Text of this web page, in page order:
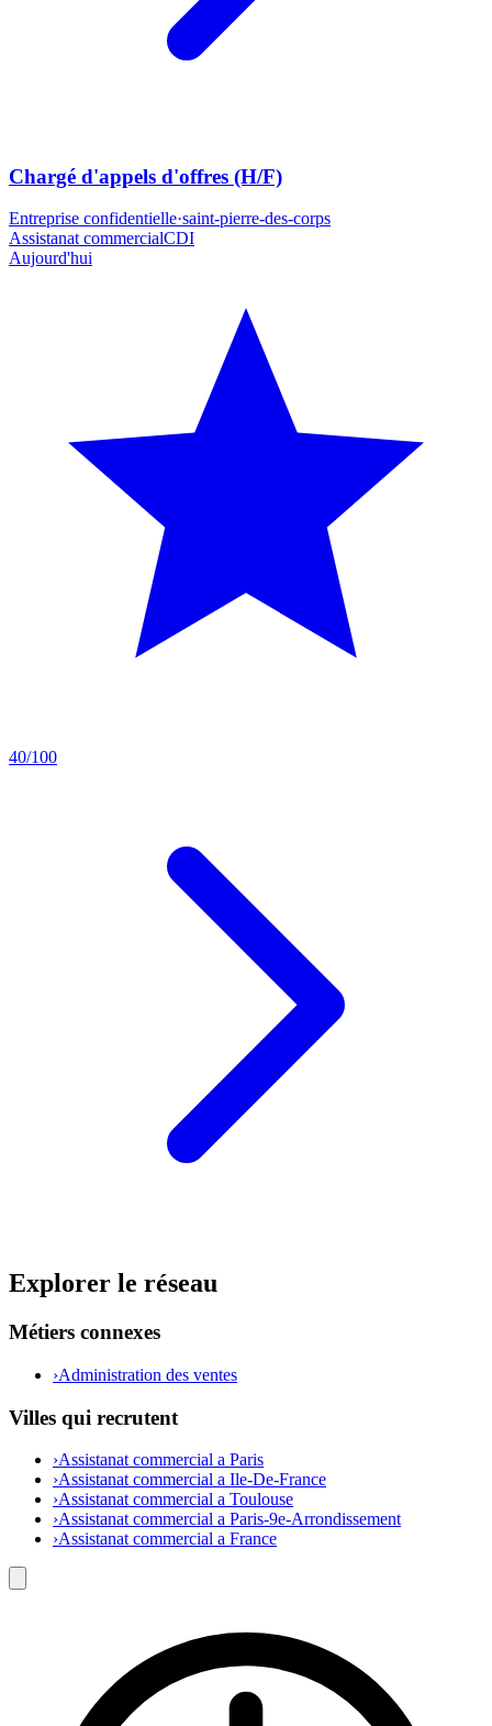
Chargé d'appels d'offres (H/F)
Entreprise confidentielle·saint-pierre-des-corps
Assistanat commercialCDI
Aujourd'hui
40/100
Explorer le réseau
Métiers connexes
›Administration des ventes
Villes qui recrutent
›Assistanat commercial a Paris
›Assistanat commercial a Ile-De-France
›Assistanat commercial a Toulouse
›Assistanat commercial a Paris-9e-Arrondissement
›Assistanat commercial a France